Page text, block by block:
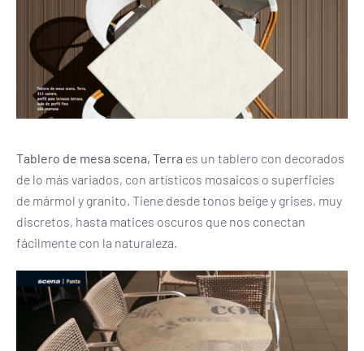
Tablero de mesa scena, Terra es un tablero con decorados
de lo más variados, con artísticos mosaicos o superficies
de mármol y granito. Tiene desde tonos beige y grises, muy
discretos, hasta matices oscuros que nos conectan
fácilmente con la naturaleza.